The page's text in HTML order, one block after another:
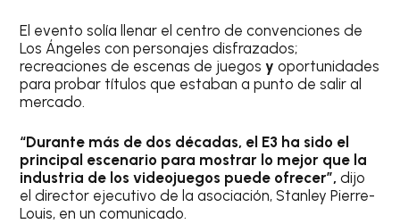
El evento solía llenar el centro de convenciones de
Los Ángeles con personajes disfrazados;
recreaciones de escenas de juegosy oportunidades
para probar títulos que estaban a punto de salir al
mercado.
“Durante más de dos décadas, el E3 ha sido el
principal escenario para mostrar lo mejor que la
industria de los videojuegos puede ofrecer”, dijo
el director ejecutivo de la asociación, Stanley Pierre-
Louis, en un comunicado.